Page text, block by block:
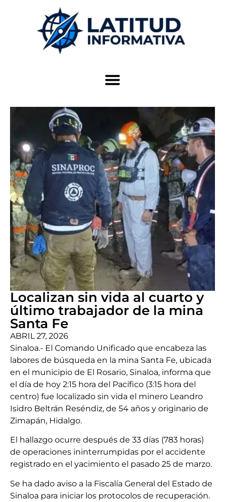
Localizan sin vida al cuarto y
último trabajador de la mina
Santa Fe
ABRIL 27, 2026
Sinaloa.- El Comando Unificado que encabeza las
labores de búsqueda en la mina Santa Fe, ubicada
en el municipio de El Rosario, Sinaloa, informa que
el día de hoy 2:15 hora del Pacífico (3:15 hora del
centro) fue localizado sin vida el minero Leandro
Isidro Beltrán Reséndiz, de 54 años y originario de
Zimapán, Hidalgo.
El hallazgo ocurre después de 33 días (783 horas)
de operaciones ininterrumpidas por el accidente
registrado en el yacimiento el pasado 25 de marzo.
Se ha dado aviso a la Fiscalía General del Estado de
Sinaloa para iniciar los protocolos de recuperación.